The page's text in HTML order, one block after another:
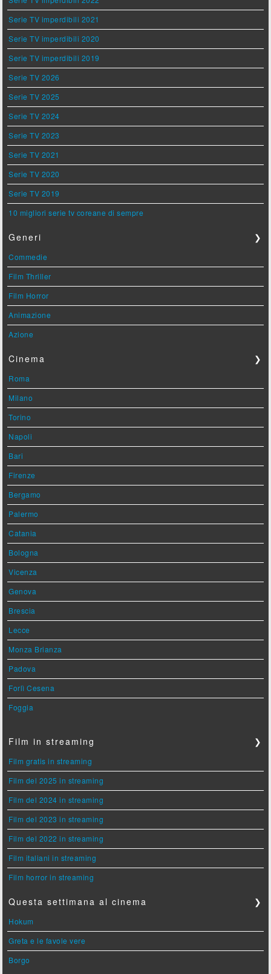
Serie TV imperdibili 2021
Serie TV imperdibili 2020
Serie TV imperdibili 2019
Serie TV 2026
Serie TV 2025
Serie TV 2024
Serie TV 2023
Serie TV 2021
Serie TV 2020
Serie TV 2019
10 migliori serie tv coreane di sempre
Generi ❯
Commedie
Film Thriller
Film Horror
Animazione
Azione
Cinema ❯
Roma
Milano
Torino
Napoli
Bari
Firenze
Bergamo
Palermo
Catania
Bologna
Vicenza
Genova
Brescia
Lecce
Monza Brianza
Padova
Forlì Cesena
Foggia
Film in streaming ❯
Film gratis in streaming
Film del 2025 in streaming
Film del 2024 in streaming
Film del 2023 in streaming
Film del 2022 in streaming
Film italiani in streaming
Film horror in streaming
Questa settimana al cinema ❯
Hokum
Greta e le favole vere
Borgo